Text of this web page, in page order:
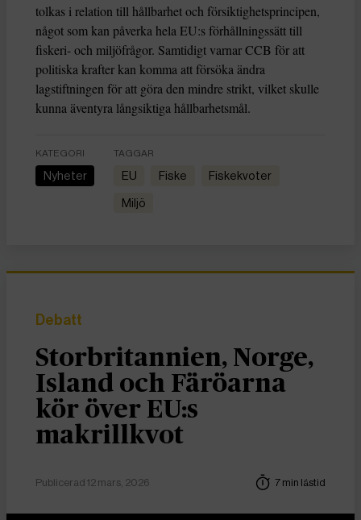
tolkas i relation till hållbarhet och försiktighetsprincipen,
något som kan påverka hela EU:s förhållningssätt till
fiskeri- och miljöfrågor. Samtidigt varnar CCB för att
politiska krafter kan komma att försöka ändra
lagstiftningen för att göra den mindre strikt, vilket skulle
kunna äventyra långsiktiga hållbarhetsmål.
KATEGORI
Nyheter
TAGGAR
EU fiske fiskekvoter
miljö
Debatt
Storbritannien, Norge,
Island och Färöarna
kör över EU:s
makrillkvot
Publicerad 12 mars, 2026 7 min lästid